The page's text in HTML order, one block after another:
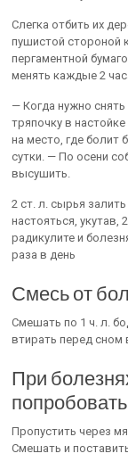
Слегка отбить их
пушистой стороной
пергаментной
менять каждые 2
— Когда нужно
тряпочку в
на место, где болит
сутки. — По осени
высушить.
2 ст. л. сырья
настояться, укутав,
радикулите и
раза в день
Смесь от
Смешать по 1 ч. л.
втирать перед сном
При
Пропустить через
Смешать и